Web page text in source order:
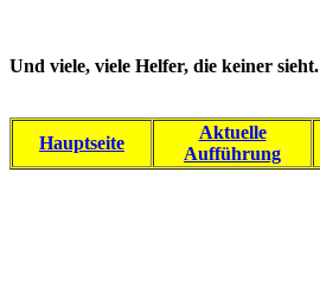
Und viele, viele Helfer, die keiner sieht.
Hauptseite
Aktuelle
Aufführung